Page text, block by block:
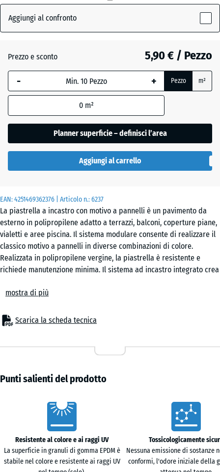
EAN:4251469362376 | Articolo n.:6237
La piastrella a incastro con motivo a pannelli è un pavimento da
esterno in polipropilene adatto a terrazzi, balconi, coperture piane,
vialetti e aree piscina. Il sistema modulare consente di realizzare il
classico motivo a pannelli in diverse combinazioni di colore.
Realizzata in polipropilene vergine, la piastrella è resistente e
richiede manutenzione minima. Il sistema ad incastro integrato crea
bordature permanenti.
La superficie è adatta ad ambienti frequentati da bambini e animali
domestici. L’acqua piovana defluisce attraverso la struttura aperta,
limita l’accumulo di calore nei mesi estivi.
Le piastrelle a incastro sono prodotte in polipropilene vergine con
caratteristiche meccaniche definite. Non vengono impiegate miscele
stabile a temperature comprese tra −25 °C e +60 °C. La base è
dotata di numerosi piedini di supporto ravvicinati con ampie
superfici di appoggio, che distribuiscono uniformemente i carichi
sul sottofondo e permettono il libero deflusso dell’acqua.
Posa
La posa avviene a secco su un sottofondo portante e livellato. Le
mostra di più
Scarica la scheda tecnica
Grigio
Ardesia
Vaniglia
Aggiungi al confronto
Prezzo e sconto 5,90 € / Pezzo
- + Pezzo m²
0 m²
Planner superficie – definisci l’area
Aggiungi al carrello
Punti salienti del prodotto
Caratteristiche
Resistente al colore e ai raggi UV
La superficie in granuli di gomma EPDM è
stabile nel colore e resistente ai raggi UV
Tossicologicamente
Nessuna emissione di sostanze
conformi, l'odore iniziale della